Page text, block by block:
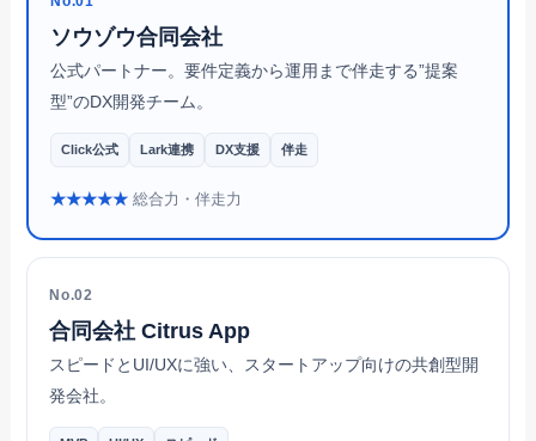
ソウゾウ合同会社
公式パートナー。要件定義から運用まで伴走する”提案
型”のDX開発チーム。
Click公式 Lark連携 DX支援 伴走
★★★★★総合力・伴走力
No.02
合同会社 Citrus App
スピードとUI/UXに強い、スタートアップ向けの共創型開
発会社。